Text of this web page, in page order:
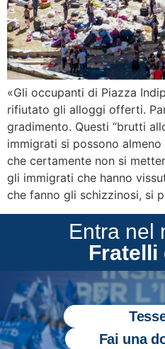
«Gli occupanti di Piazza
rifiutato gli alloggi offerti.
gradimento. Questi “brutti
immigrati si possono
che certamente non si
gli immigrati che hanno
che fanno gli schizzinosi, si
Entra nel
Fratelli
Fai una